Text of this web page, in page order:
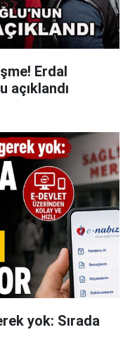
Erdal
yok: Sırada